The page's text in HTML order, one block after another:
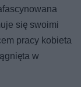
się swoimi
pracy kobieta
w